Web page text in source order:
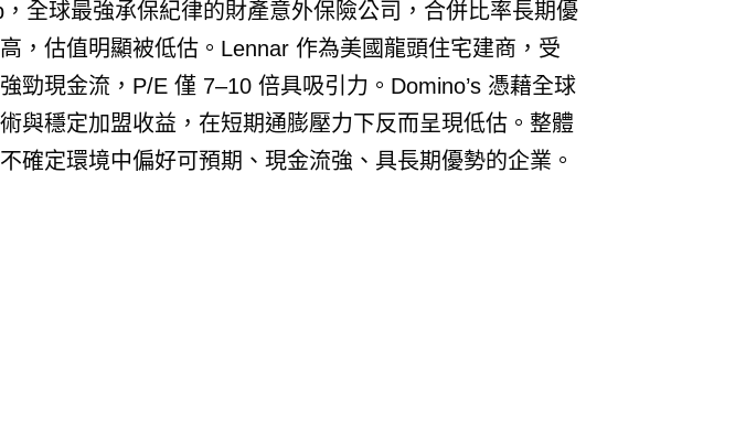
全球最強承保紀律的財產意外保險公司，合併比率長期優
，估值明顯被低估。Lennar 作為美國龍頭住宅建商，受
勁現金流，P/E 僅 7–10 倍具吸引力。Domino’s 憑藉全球
與穩定加盟收益，在短期通膨壓力下反而呈現低估。整體
確定環境中偏好可預期、現金流強、具長期優勢的企業。